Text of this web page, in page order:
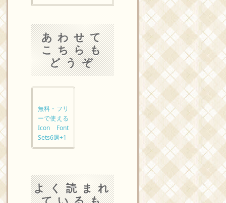
あわせて
こちらも
どうぞ
無料・フリ
ーで使える
Icon Font
Sets6選+1
よく読まれ